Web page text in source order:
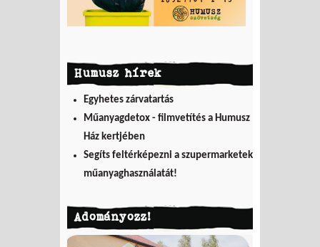
Humusz hírek
Egyhetes zárvatartás
Műanyagdetox - filmvetítés a Humusz
Ház kertjében
Segíts feltérképezni a szupermarketek
műanyaghasználatát!
Adományozz!